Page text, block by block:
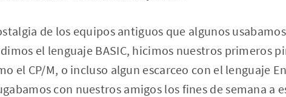
de los equipos antiguos que algunos
el lenguaje BASIC, hicimos nuestros primeros
el CP/M, o incluso algun escarceo con el lenguaje
con nuestros amigos los fines de semana a